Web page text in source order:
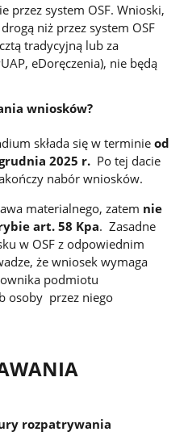
przez system OSF. Wnioski,
niż przez system OSF
tradycyjną lub za
eDoręczenia), nie będą
wniosków?
składa się w terminieod
2025 r. Po tej dacie
nabór wniosków.
materialnego, zatem nie
art. 58 Kpa. Zasadne
w OSF z odpowiednim
że wniosek wymaga
podmiotu
osoby przez niego
rozpatrywania